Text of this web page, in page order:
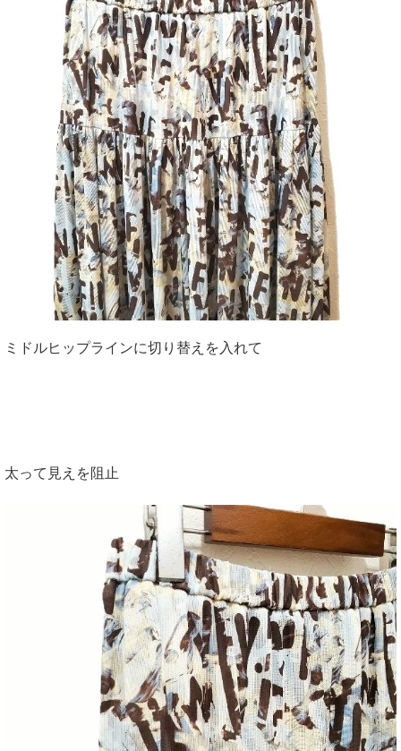
ミドルヒップラインに切り替えを入れて
太って見えを阻止